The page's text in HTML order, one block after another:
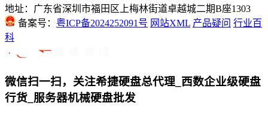
地址：广东省深圳市福田区上梅林街道卓越城二期B座1303
备案号： 粤ICP备2024252091号 网站XML 产品疑问 行业百
科
微信扫一扫，关注希捷硬盘总代理_西数企业级硬盘
行货_服务器机械硬盘批发